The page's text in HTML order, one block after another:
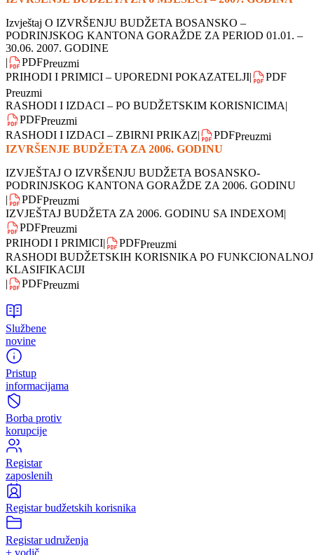
UKUPNI ZAHTJEVI BK ZA PERIOD 2008-2010
IZVRŠENJE BUDŽETA ZA 6 MJESECI – 2007. GODINA
Izvještaj O IZVRŠENJU BUDŽETA BOSANSKO –
PODRINJSKOG KANTONA GORAŽDE ZA PERIOD 01.01. –
|
PDFPreuzmi
PRIHODI I PRIMICI – UPOREDNI POKAZATELJI
PDF
Preuzmi
RASHODI I IZDACI – PO BUDŽETSKIM KORISNICIMA
RASHODI I IZDACI – ZBIRNI PRIKAZ| PDFPreuzmi
IZVRŠENJE BUDŽETA ZA 2006. GODINU
IZVJEŠTAJ O IZVRŠENJU BUDŽETA BOSANSKO-
PODRINJSKOG KANTONA GORAŽDE ZA 2006. GODINU
|
PDFPreuzmi
IZVJEŠTAJ BUDŽETA ZA 2006. GODINU SA INDEXOM |
PDFPreuzmi
PRIHODI I PRIMICI
KLASIFIKACIJI
PDF
Službene
novine
Pristup
informacijama
Borba protiv
korupcije
Registar
zaposlenih
Registar budžetskih korisnika